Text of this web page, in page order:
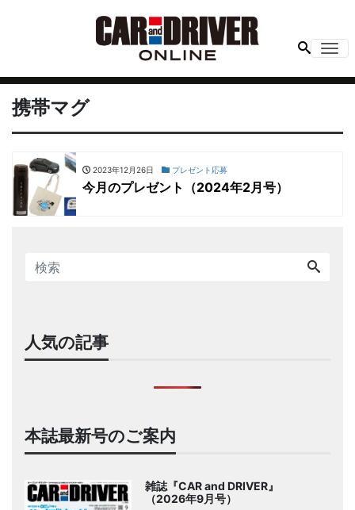
携帯マグ
2023年12月26日 プレゼント応募
今月のプレゼント（2024年2月号）
人気の記事
本誌最新号のご案内
雑誌『CAR and DRIVER』
（2026年9月号）